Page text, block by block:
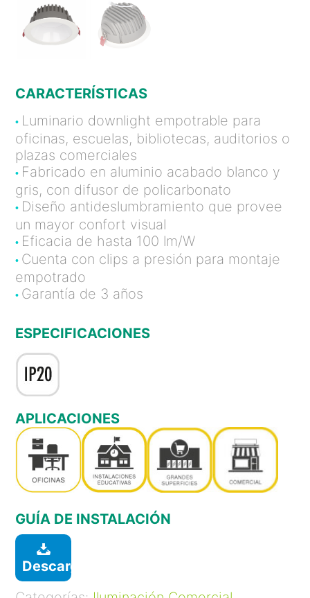
CARACTERÍSTICAS
• Luminario downlight empotrable para
oficinas, escuelas, bibliotecas, auditorios o
plazas comerciales
• Fabricado en aluminio acabado blanco y
gris, con difusor de policarbonato
• Diseño antideslumbramiento que provee
un mayor confort visual
• Eficacia de hasta 100 lm/W
• Cuenta con clips a presión para montaje
empotrado
• Garantía de 3 años
ESPECIFICACIONES
APLICACIONES
GUÍA DE INSTALACIÓN
Descargar